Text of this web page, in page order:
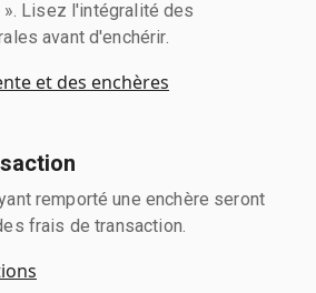
». Lisez l'intégralité des
avant d'enchérir.
et des enchères
remporté une enchère seront
frais de transaction.